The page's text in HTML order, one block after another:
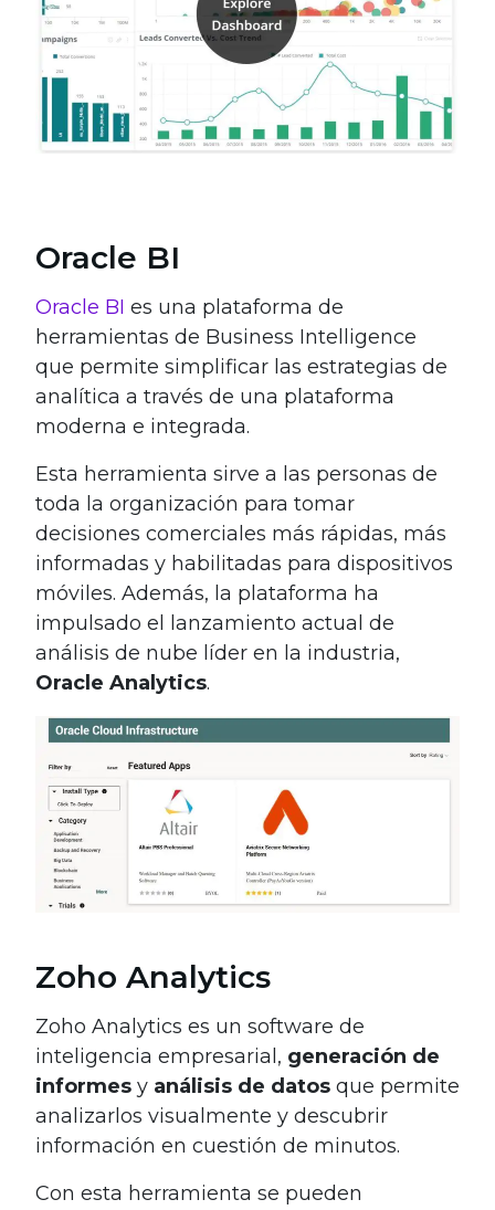
Oracle BI
Oracle BI es una plataforma de
herramientas de Business Intelligence
que permite simplificar las estrategias de
analítica a través de una plataforma
moderna e integrada.
Esta herramienta sirve a las personas de
toda la organización para tomar
decisiones comerciales más rápidas, más
informadas y habilitadas para dispositivos
móviles. Además, la plataforma ha
impulsado el lanzamiento actual de
análisis de nube líder en la industria,
Oracle Analytics.
Zoho Analytics
Zoho Analytics es un software de
inteligencia empresarial, generación de
informes y análisis de datos que permite
analizarlos visualmente y descubrir
información en cuestión de minutos.
Con esta herramienta se pueden